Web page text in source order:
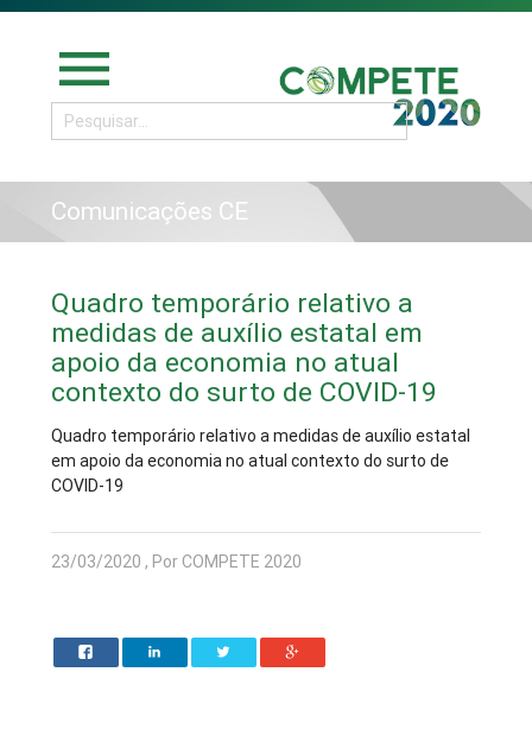
menu
Comunicações CE
Quadro temporário relativo a
medidas de auxílio estatal em
apoio da economia no atual
contexto do surto de COVID-19
Quadro temporário relativo a medidas de auxílio estatal
em apoio da economia no atual contexto do surto de
COVID-19
23/03/2020 , Por COMPETE 2020